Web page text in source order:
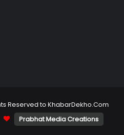
Reserved to KhabarDekho.Com
Prabhat Media Creations